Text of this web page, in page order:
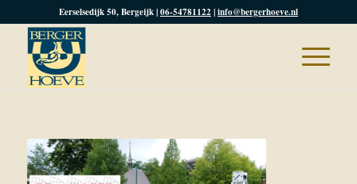
Eerselsedijk 50, Bergeijk |06-54781122 |info@bergerhoeve.nl